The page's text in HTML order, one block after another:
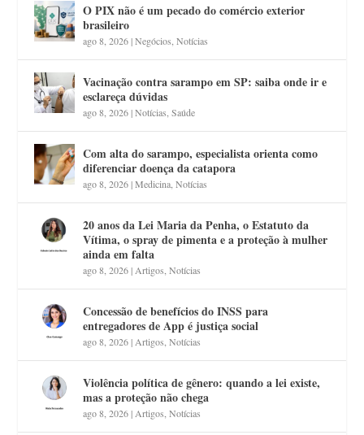
O PIX não é um pecado do comércio exterior
brasileiro
ago 8, 2026|Negócios ,Notícias
Vacinação contra sarampo em SP: saiba onde ir e
esclareça dúvidas
ago 8, 2026|Notícias ,Saúde
Com alta do sarampo, especialista orienta como
diferenciar doença da catapora
ago 8, 2026|Medicina ,Notícias
20 anos da Lei Maria da Penha, o Estatuto da
Vítima, o spray de pimenta e a proteção à mulher
ainda em falta
ago 8, 2026| Artigos ,Notícias
Concessão de benefícios do INSS para
entregadores de App é justiça social
ago 8, 2026| Artigos ,Notícias
Violência política de gênero: quando a lei existe,
mas a proteção não chega
ago 8, 2026| Artigos ,Notícias